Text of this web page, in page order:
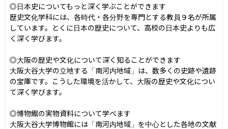
◎日本史についてもっと深く学ぶことができます
歴史文化学科には、各時代・各分野を専門とする教員９名が所属
しています。とくに日本の歴史について、高校の日本史よりも広
く深く学びます。
◎大阪の歴史や文化について深く知ることができます
大阪大谷大学の立地する「南河内地域」は、数多くの史跡や遺跡
の宝庫です。こうした環境を活かして、大阪の歴史や文化につい
て深く学びます。
◎博物館の実物資料について学べます
大阪大谷大学博物館には「南河内地域」を中心とした各地の文献